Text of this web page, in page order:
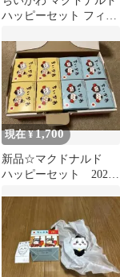
ハッピーセット フィギ
現在 ¥1,700
新品☆マクドナルド
ハッピーセット 2026